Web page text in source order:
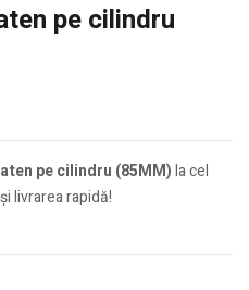
pe cilindru
pe cilindru (85MM)la cel
livrarea rapidă!